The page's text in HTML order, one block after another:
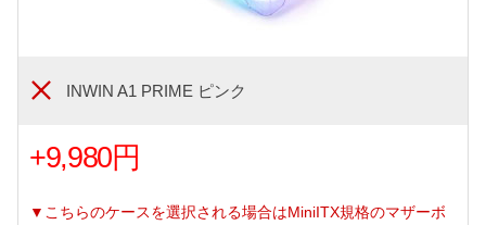
INWIN A1 PRIME ピンク
+9,980円
▼こちらのケースを選択される場合はMiniITX規格のマザーボ